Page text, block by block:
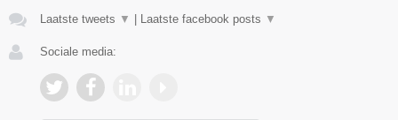
Laatste tweets ▼ | Laatste facebook posts ▼
Sociale media: